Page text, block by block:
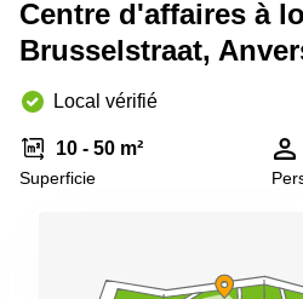
Centre d'affaires à
Brusselstraat,
Local vérifié
10 - 50 m²
Superficie